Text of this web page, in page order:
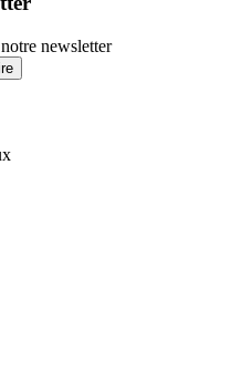
newsletter